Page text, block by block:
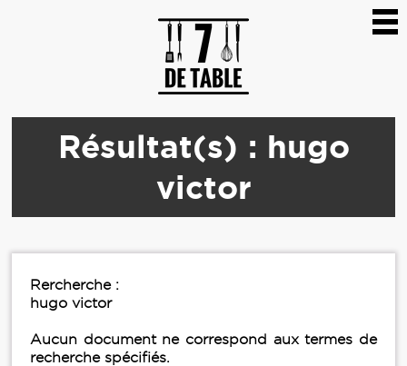
Résultat(s) : hugo
victor
Rercherche :
hugo victor
Aucun document ne correspond aux termes de
recherche spécifiés.